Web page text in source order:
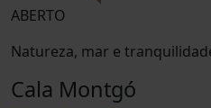
ABERTO
Natureza, mar e
Cala Montgó